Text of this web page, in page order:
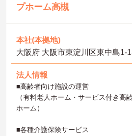
プホーム高槻
本社(本拠地)
大阪府 大阪市東淀川区東中島1-
法人情報
■高齢者向け施設の運営
（有料老人ホーム・サービス付き高
ホーム）
■各種介護保険サービス